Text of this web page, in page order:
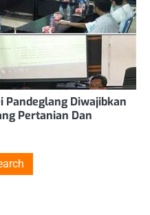
Pandeglang Diwajibkan
Pertanian Dan